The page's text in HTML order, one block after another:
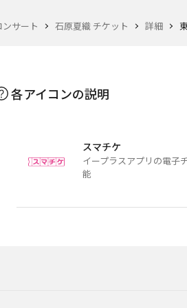
サート 石原夏織 チケット 詳細
各アイコンの説明
スマチケ
イープラスアプリの電子
能